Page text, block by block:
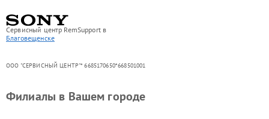
Сервисный центр RemSupport в
Благовещенске
ООО "СЕРВИСНЫЙ ЦЕНТР"* 6685170650*668501001
Филиалы в Вашем городе